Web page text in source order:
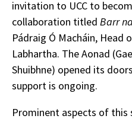
invitation to UCC to
collaboration titled Barr
Pádraig Ó Macháin, Head
Labhartha. The Aonad
Shuibhne) opened its
support is ongoing.
Prominent aspects of this